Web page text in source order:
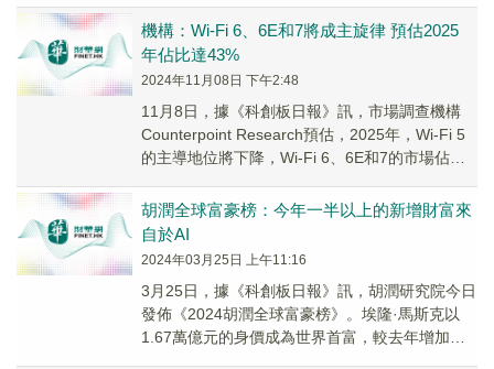
機構：Wi-Fi 6、6E和7將成主旋律 預估2025
年佔比達43%
2024年11月08日 下午2:48
11月8日，據《科創板日報》訊，市場調查機構
Counterpoint Research預估，2025年，Wi-Fi 5
的主導地位將下降，Wi-Fi 6、6E和7的市場佔有
胡潤全球富豪榜：今年一半以上的新增財富來
自於AI
2024年03月25日 上午11:16
3月25日，據《科創板日報》訊，胡潤研究院今日
發佈《2024胡潤全球富豪榜》。埃隆·馬斯克以
1.67萬億元的身價成為世界首富，較去年增加